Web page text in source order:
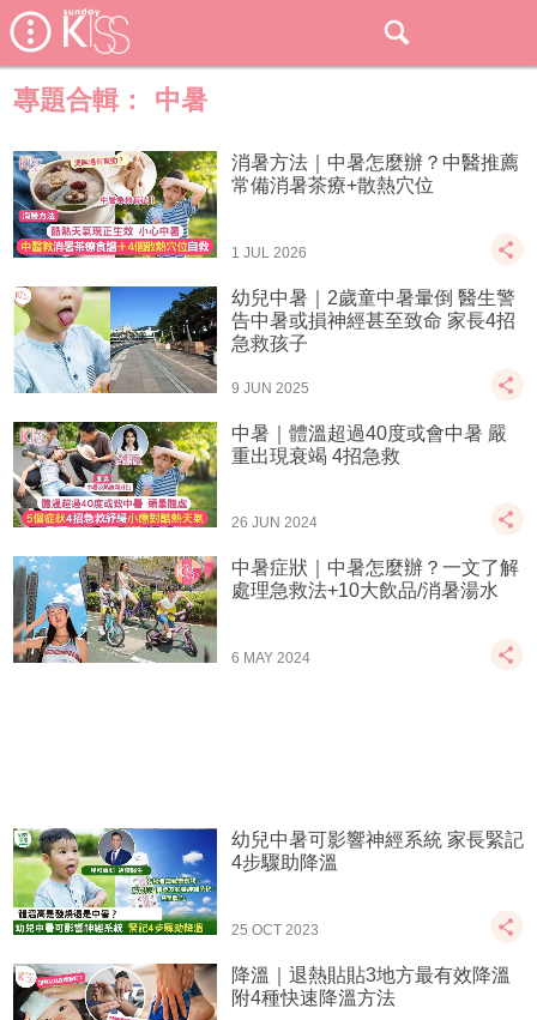
專題合輯： 中暑
消暑方法｜中暑怎麼辦？中醫推薦
常備消暑茶療+散熱穴位
1 JUL 2026
幼兒中暑｜2歲童中暑暈倒 醫生警
告中暑或損神經甚至致命 家長4招
急救孩子
9 JUN 2025
中暑｜體溫超過40度或會中暑 嚴
重出現衰竭 4招急救
26 JUN 2024
中暑症狀｜中暑怎麼辦？一文了解
處理急救法+10大飲品/消暑湯水
6 MAY 2024
幼兒中暑可影響神經系統 家長緊記
4步驟助降溫
25 OCT 2023
降溫｜退熱貼貼3地方最有效降溫
附4種快速降溫方法